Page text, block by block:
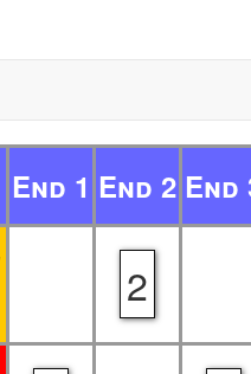
End 1 End 2 End
2